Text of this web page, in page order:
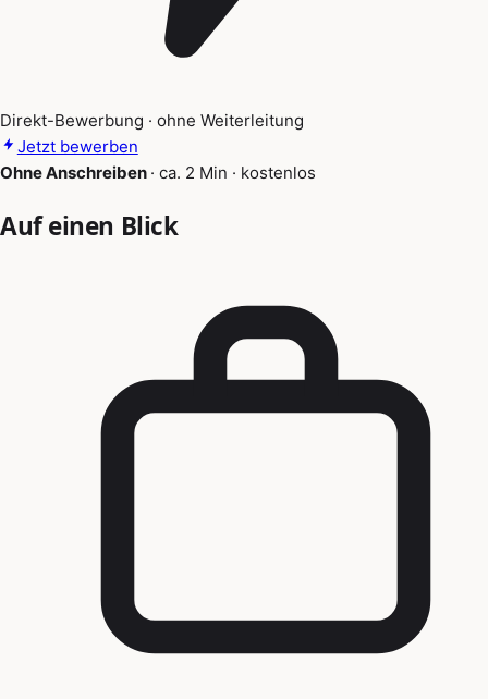
Direkt-Bewerbung · ohne Weiterleitung
Jetzt bewerben
Ohne Anschreiben · ca. 2 Min · kostenlos
Auf einen Blick